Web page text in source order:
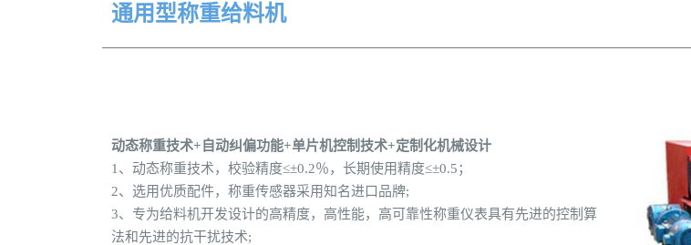
通用型称重给料机
动态称重技术+自动纠偏功能+单片机控制技术+定制化机械设计
1、动态称重技术，校验精度≤±0.2％，长期使用精度≤±0.5；
2、选用优质配件，称重传感器采用知名进口品牌;
3、专为给料机开发设计的高精度，高性能，高可靠性称重仪表具有先进的控制算
法和先进的抗干扰技术;